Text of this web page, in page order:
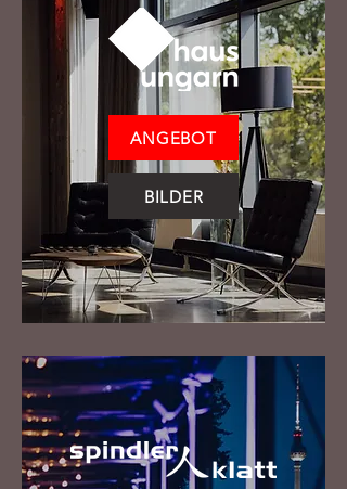
BILDER
ANGEBOT